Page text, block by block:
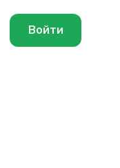
Войти